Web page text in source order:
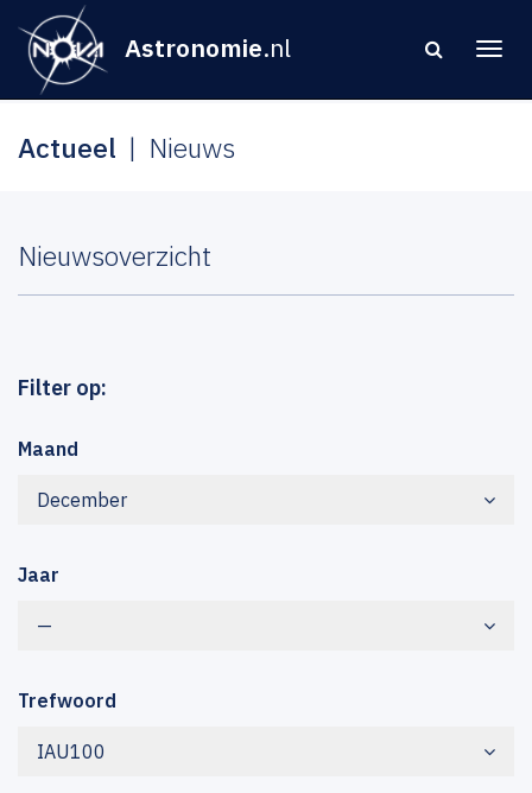
Astronomie.nl
Actueel Nieuws
Nieuwsoverzicht
Filter op:
Maand
December
Jaar
—
Trefwoord
IAU100